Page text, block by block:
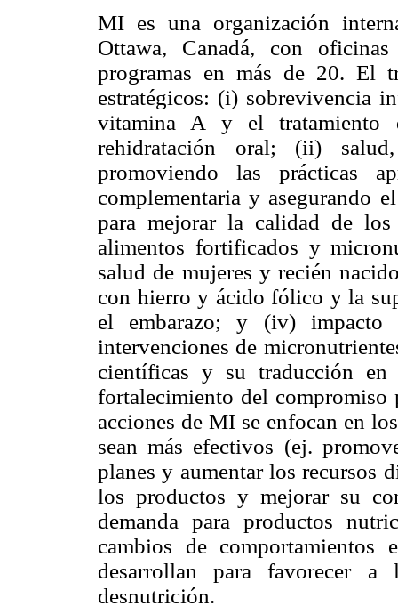
MI es una organización
Ottawa, Canadá, con
programas en más de 20. El
estratégicos: (i) sobrevivencia
vitamina A y el tratamiento
rehidratación oral; (ii)
promoviendo las prácticas
complementaria y asegurando
para mejorar la calidad de los
alimentos fortificados y
salud de mujeres y recién
con hierro y ácido fólico y la
el embarazo; y (iv) impacto
intervenciones de
científicas y su traducción
fortalecimiento del
acciones de MI se enfocan en
sean más efectivos (ej.
planes y aumentar los recursos
los productos y mejorar su
demanda para productos
cambios de
desarrollan para favorecer
desnutrición.